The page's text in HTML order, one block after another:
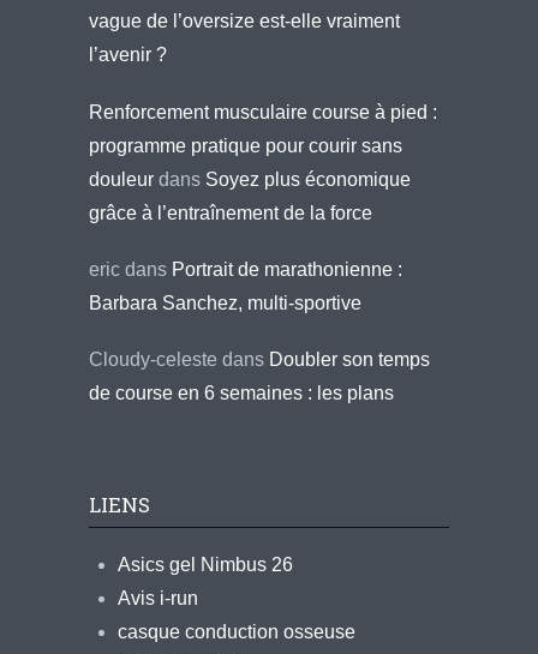
vague de l’oversize est-elle vraiment
l’avenir ?
Renforcement musculaire course à pied :
programme pratique pour courir sans
douleur dans Soyez plus économique
grâce à l’entraînement de la force
eric dans Portrait de marathonienne :
Barbara Sanchez, multi-sportive
Cloudy-celeste dans Doubler son temps
de course en 6 semaines : les plans
LIENS
Asics gel Nimbus 26
Avis i-run
casque conduction osseuse